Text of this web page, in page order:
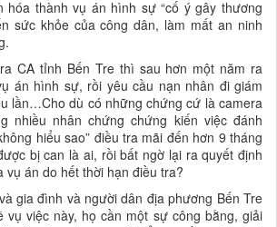
hóa thành vụ án hình sự “cố ý gây thương
sức khỏe của công dân, làm mất an ninh
CA tỉnh Bến Tre thì sau hơn một năm ra
án hình sự, rồi yêu cầu nạn nhân đi giám
lần…Cho dù có những chứng cứ là camera
nhiều nhân chứng chứng kiến việc đánh
hiểu sao” điều tra mãi đến hơn 9 tháng
bị can là ai, rồi bất ngờ lại ra quyết định
vụ án do hết thời hạn điều tra?
gia đình và người dân địa phương Bến Tre
vụ việc này, họ cần một sự công bằng, giải